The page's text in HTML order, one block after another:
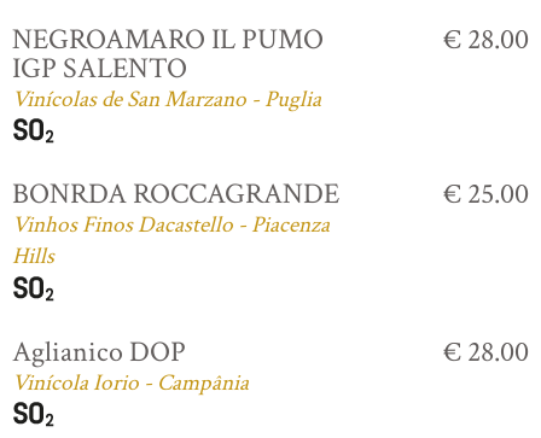
NEGROAMARO IL PUMO
IGP SALENTO
Vinícolas de San Marzano - Puglia
€ 28.00
BONRDA ROCCAGRANDE
Vinhos Finos Dacastello - Piacenza
Hills
€ 25.00
Aglianico DOP
Vinícola Iorio - Campânia
€ 28.00